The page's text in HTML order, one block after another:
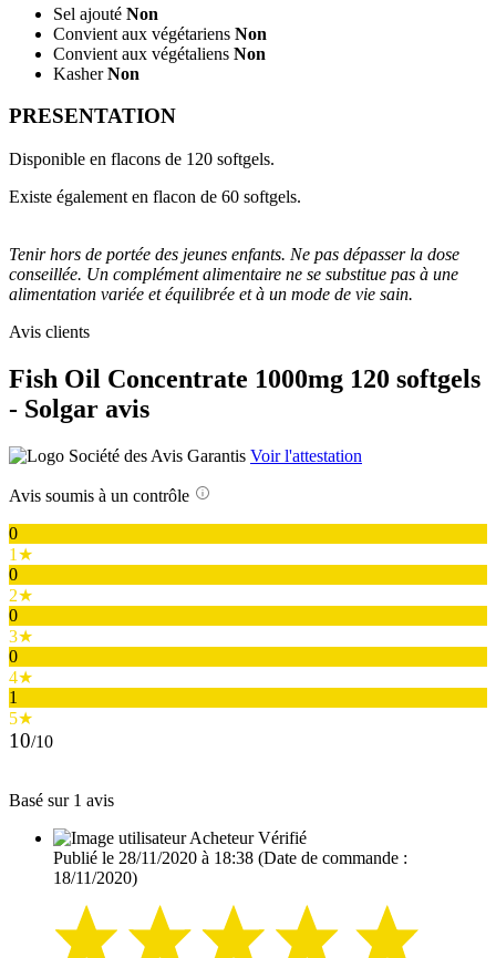
Sel ajouté Non
Convient aux végétariens Non
Convient aux végétaliens Non
KasherNon
PRESENTATION
Disponible en flacons de 120 softgels.
Existe également en flacon de 60 softgels.
Tenir hors de portée des jeunes enfants. Ne pas dépasser la dose
conseillée. Un complément alimentaire ne se substitue pas à une
alimentation variée et équilibrée et à un mode de vie sain.
Avis clients
Fish Oil Concentrate 1000mg 120 softgels
- Solgar avis
Voir l'attestation
Avis soumis à un contrôle
0
1★
0
2★
0
3★
0
4★
1
5★
10/10
Basé sur 1 avis
Acheteur Vérifié
Publié le 28/11/2020 à 18:38 (Date de commande :
18/11/2020)